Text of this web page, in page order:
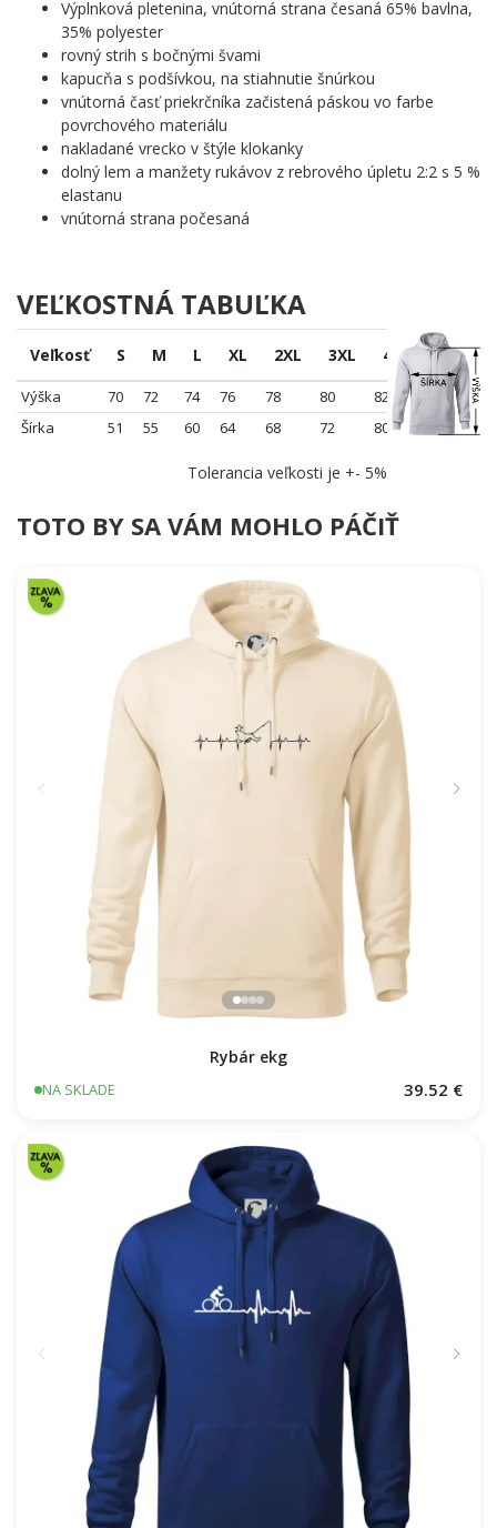
Výplnková pletenina, vnútorná strana česaná 65% bavlna,
35% polyester
rovný strih s bočnými švami
kapucňa s podšívkou, na stiahnutie šnúrkou
vnútorná časť priekrčníka začistená páskou vo farbe
povrchového materiálu
nakladané vrecko v štýle klokanky
dolný lem a manžety rukávov z rebrového úpletu 2:2 s 5 %
elastanu
vnútorná strana počesaná
VEĽKOSTNÁ TABUĽKA
Veľkosť S M L XL 2XL 3XL 4XL 5XL
Výška 70 72 74 76 78 80 82
Šírka
51 55 60 64 68 72 80 86
Tolerancia veľkosti je +- 5%
TOTO BY SA VÁM MOHLO PÁČIŤ
Rybár ekg
NA SKLADE 39.52 €